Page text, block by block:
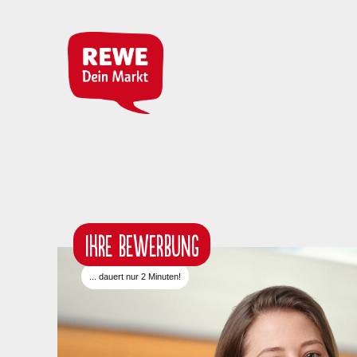
IHRE BEWERBUNG
... dauert nur 2 Minuten!